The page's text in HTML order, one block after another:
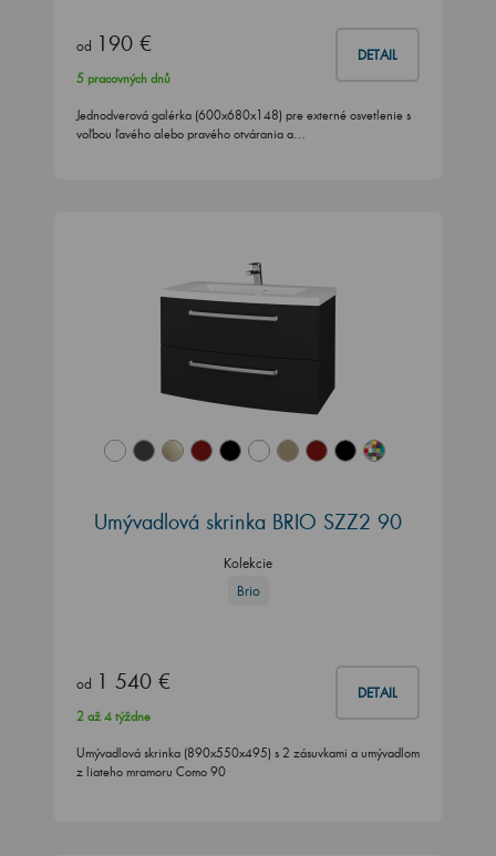
od 190 € DETAIL
5 pracovných dnů
Jednodverová galérka (600x680x148) pre externé osvetlenie s
voľbou ľavého alebo pravého otvárania a…
Umývadlová skrinka BRIO SZZ2 90
Kolekcie
Brio
od 1 540 € DETAIL
2 až 4 týždne
Umývadlová skrinka (890x550x495) s 2 zásuvkami a umývadlom
z liateho mramoru Como 90